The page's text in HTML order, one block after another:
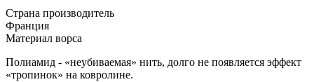
Страна производитель
Франция
Материал ворса
Полиамид - «неубиваемая» нить, долго не появляется эффект
«тропинок» на ковролине.